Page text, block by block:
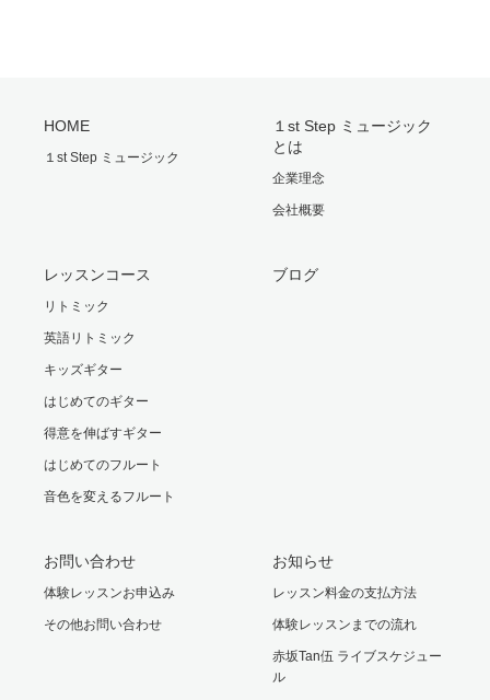
HOME
１st Step ミュージック
１st Step ミュージック
とは
企業理念
会社概要
レッスンコース
リトミック
英語リトミック
キッズギター
はじめてのギター
得意を伸ばすギター
はじめてのフルート
音色を変えるフルート
ブログ
お問い合わせ
体験レッスンお申込み
その他お問い合わせ
お知らせ
レッスン料金の支払方法
体験レッスンまでの流れ
赤坂Tan伍 ライブスケジュー
ル